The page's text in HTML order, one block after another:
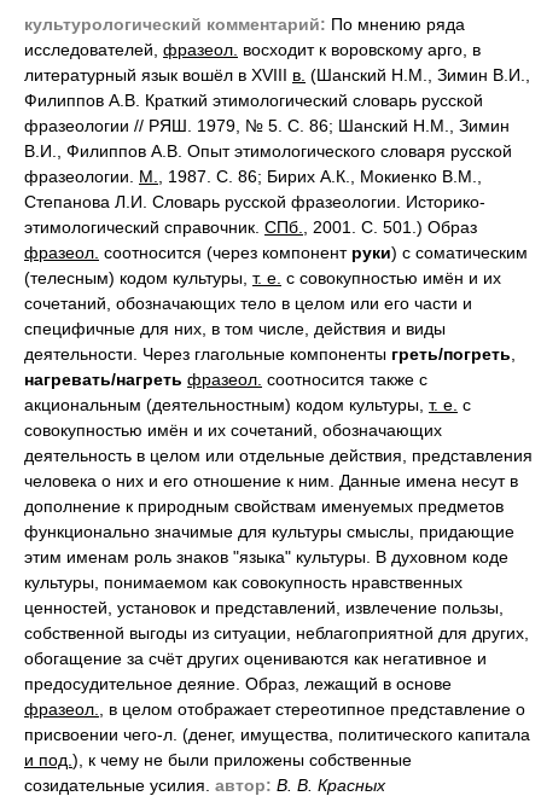
культурологический комментарий: По мнению ряда
исследователей, фразеол. восходит к воровскому арго, в
литературный язык вошёл в XVIII в. (Шанский Н.М., Зимин В.И.,
Филиппов А.В. Краткий этимологический словарь русской
фразеологии // РЯШ. 1979, № 5. С. 86; Шанский Н.М., Зимин
В.И., Филиппов А.В. Опыт этимологического словаря русской
фразеологии. М.
, 1987. С. 86; Бирих А.К., Мокиенко В.М.,
Степанова Л.И. Словарь русской фразеологии. Историко-
этимологический справочник. СПб.
, 2001. С. 501.) Образ
фразеол. соотносится (через компонент руки) с соматическим
(телесным) кодом культуры, т. е. с совокупностью имён и их
сочетаний, обозначающих тело в целом или его части и
специфичные для них, в том числе, действия и виды
деятельности. Через глагольные компоненты греть/погреть
нагревать/нагреть фразеол. соотносится также с
акциональным (деятельностным) кодом культуры, т. е. с
совокупностью имён и их сочетаний, обозначающих
деятельность в целом или отдельные действия, представления
человека о них и его отношение к ним. Данные имена несут в
дополнение к природным свойствам именуемых предметов
функционально значимые для культуры смыслы, придающие
этим именам роль знаков "языка" культуры. В духовном коде
культуры, понимаемом как совокупность нравственных
ценностей, установок и представлений, извлечение пользы,
собственной выгоды из ситуации, неблагоприятной для других,
обогащение за счёт других оцениваются как негативное и
предосудительное деяние. Образ, лежащий в основе
фразеол.
, в целом отображает стереотипное представление о
присвоении чего-л. (денег, имущества, политического капитала
и под. ), к чему не были приложены собственные
созидательные усилия. автор: В. В. Красных